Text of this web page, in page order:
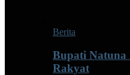
Berita
Bupati Natuna
Rakyat